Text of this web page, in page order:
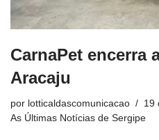
CarnaPet encerra
Aracaju
por lotticaldascomunicacao
19
As Últimas Notícias de Sergipe